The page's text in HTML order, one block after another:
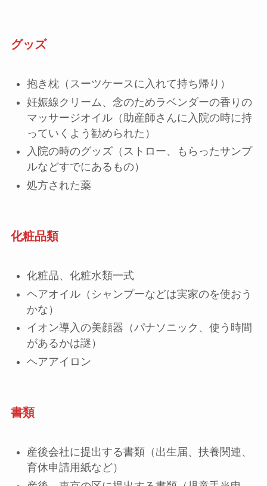
グッズ
抱き枕（スーツケースに入れて持ち帰り）
妊娠線クリーム、念のためラベンダーの香りの
マッサージオイル（助産師さんに入院の時に持
っていくよう勧められた）
入院の時のグッズ（ストロー、もらったサンプ
ルなどすでにあるもの）
処方された薬
化粧品類
化粧品、化粧水類一式
ヘアオイル（シャンプーなどは実家のを使おう
かな）
イオン導入の美顔器（パナソニック、使う時間
があるかは謎）
ヘアアイロン
書類
産後会社に提出する書類（出生届、扶養関連、
育休申請用紙など）